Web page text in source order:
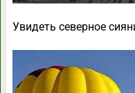
Увидеть северное